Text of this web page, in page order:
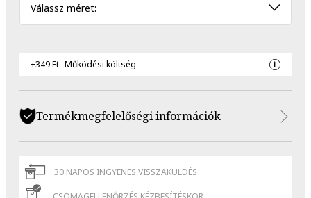
Válassz méret:
+349 Ft Működési költség
Termékmegfelelőségi információk
30 NAPOS INGYENES VISSZAKÜLDÉS